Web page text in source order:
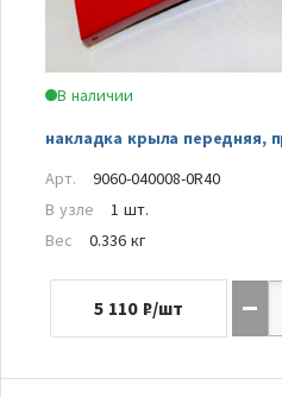
В наличии
накладка крыла передняя,
Арт.
9060-040008-0R40
В узле
1 шт.
Вес
0.336 кг
5 110 ₽/шт